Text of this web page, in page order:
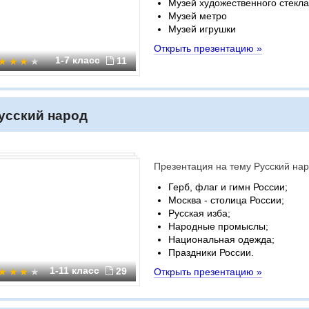
1-7 класс 11
Музей художественного стекла
Музей метро
Музей игрушки
Открыть презентацию »
народ
1-11 класс 29
Презентация на тему Русский
Герб, флаг и гимн России;
Москва - столица России;
Русская изба;
Народные промыслы;
Национальная одежда;
Праздники России.
Открыть презентацию »